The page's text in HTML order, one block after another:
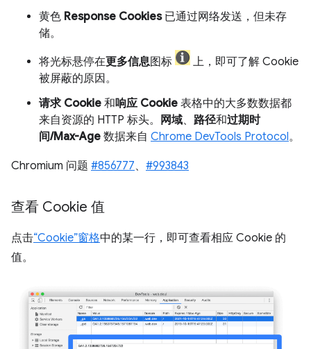
黄色 Response Cookies已通过网络发送，但未存
储。
将光标悬停在更多信息图标
上，即可了解 Cookie
被屏蔽的原因。
请求 Cookie 和响应 Cookie 表格中的大多数数据都
来自资源的 HTTP 标头。
网域、 路径和过期时
间/Max-Age 数据来自 Chrome DevTools Protocol。
Chromium 问题 #856777、 #993843
查看 Cookie 值
点击“Cookie”窗格中的某一行，即可查看相应 Cookie 的
值。